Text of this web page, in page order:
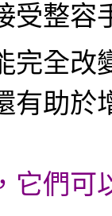
受整容
完全改
有助於
它們可